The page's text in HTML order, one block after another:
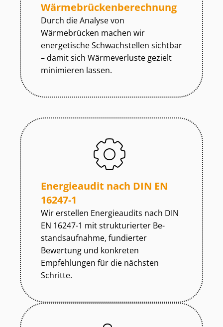
Wär­me­brü­cken­be­rech­nung
Durch die Analyse von
Wärmebrücken machen wir
energetische Schwachstellen sichtbar
– damit sich Wärmeverluste gezielt
minimieren lassen.
Energieaudit nach DIN EN
16247-1
Wir erstellen Energieaudits nach DIN
EN 16247-1 mit strukturierter Be­
stands­auf­nah­me, fundierter
Bewertung und konkreten
Empfehlungen für die nächsten
Schritte.